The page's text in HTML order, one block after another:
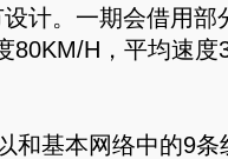
计。一期会借用部
H，平均速度
基本网络中的9条